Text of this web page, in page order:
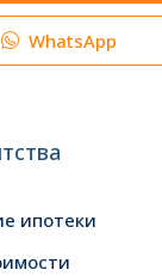
WhatsApp
ипотеки